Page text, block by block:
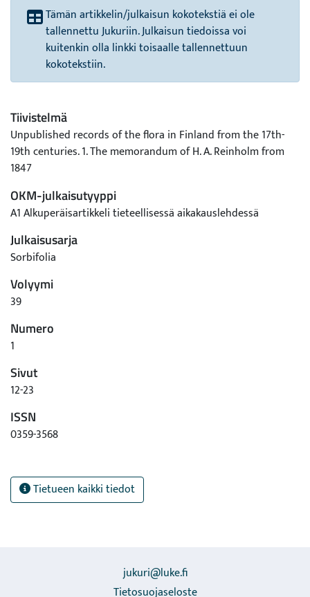
Tämän artikkelin/julkaisun kokotekstiä ei ole
tallennettu Jukuriin. Julkaisun tiedoissa voi
kuitenkin olla linkki toisaalle tallennettuun
kokotekstiin.
Tiivistelmä
Unpublished records of the flora in Finland from the 17th-
19th centuries. 1. The memorandum of H. A. Reinholm from
1847
OKM-julkaisutyyppi
A1 Alkuperäisartikkeli tieteellisessä aikakauslehdessä
Julkaisusarja
Sorbifolia
Volyymi
39
Numero
1
Sivut
12-23
ISSN
0359-3568
Tietueen kaikki tiedot
jukuri@luke.fi
Tietosuojaseloste